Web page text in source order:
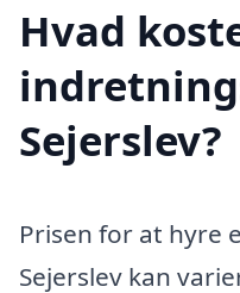
Hvad
Sejerslev?
Prisen for at hyre
Sejerslev kan